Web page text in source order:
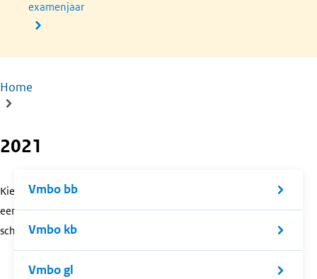
examenjaar
Kruimelpad
Home
2021
Kies
een
schoolsoort.
Vmbo bb
Vmbo kb
Vmbo gl